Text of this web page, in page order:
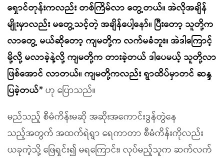
ရှောင်တုန်းကလည်း တစ်ကြိမ်လာ တွေ့တယ်။ အဲလိုအချိန်
မျိုးမှာလည်း မတွေ့သင့်တဲ့ အချိန်ပေါ့နော်။ ပြီးတော့ သူတို့က
လာတွေ့ မယ်ဆိုတော့ ကျမတို့က လက်မခံဘူး။ အဲဒါကြောင့်
မို့လို့ မလာခဲ့နဲ့လို့ ကျမတို့က တားခဲ့တယ် ဒါပေမယ့် သူတို့လာ
ဖြစ်အောင် လာတယ်။ ကျမတို့ကလည်း ရွာထိပ်မှာတင် ဆန္ဒ
ပြခဲ့တယ်” ဟု ပြောသည်။
မည်သည့် စီမံကိန်းမဆို အဆိုးအကောင်းဒွန်တွဲနေ
သည့်အတွက် အထက်ရဲရွာ ရေကာတာ စီမံကိန်းကိုလည်း
ယခုကဲ့သို့ ဖြေရှင်း၍ မရကြောင်း၊ လုပ်မည့်သူက ဆက်လက်